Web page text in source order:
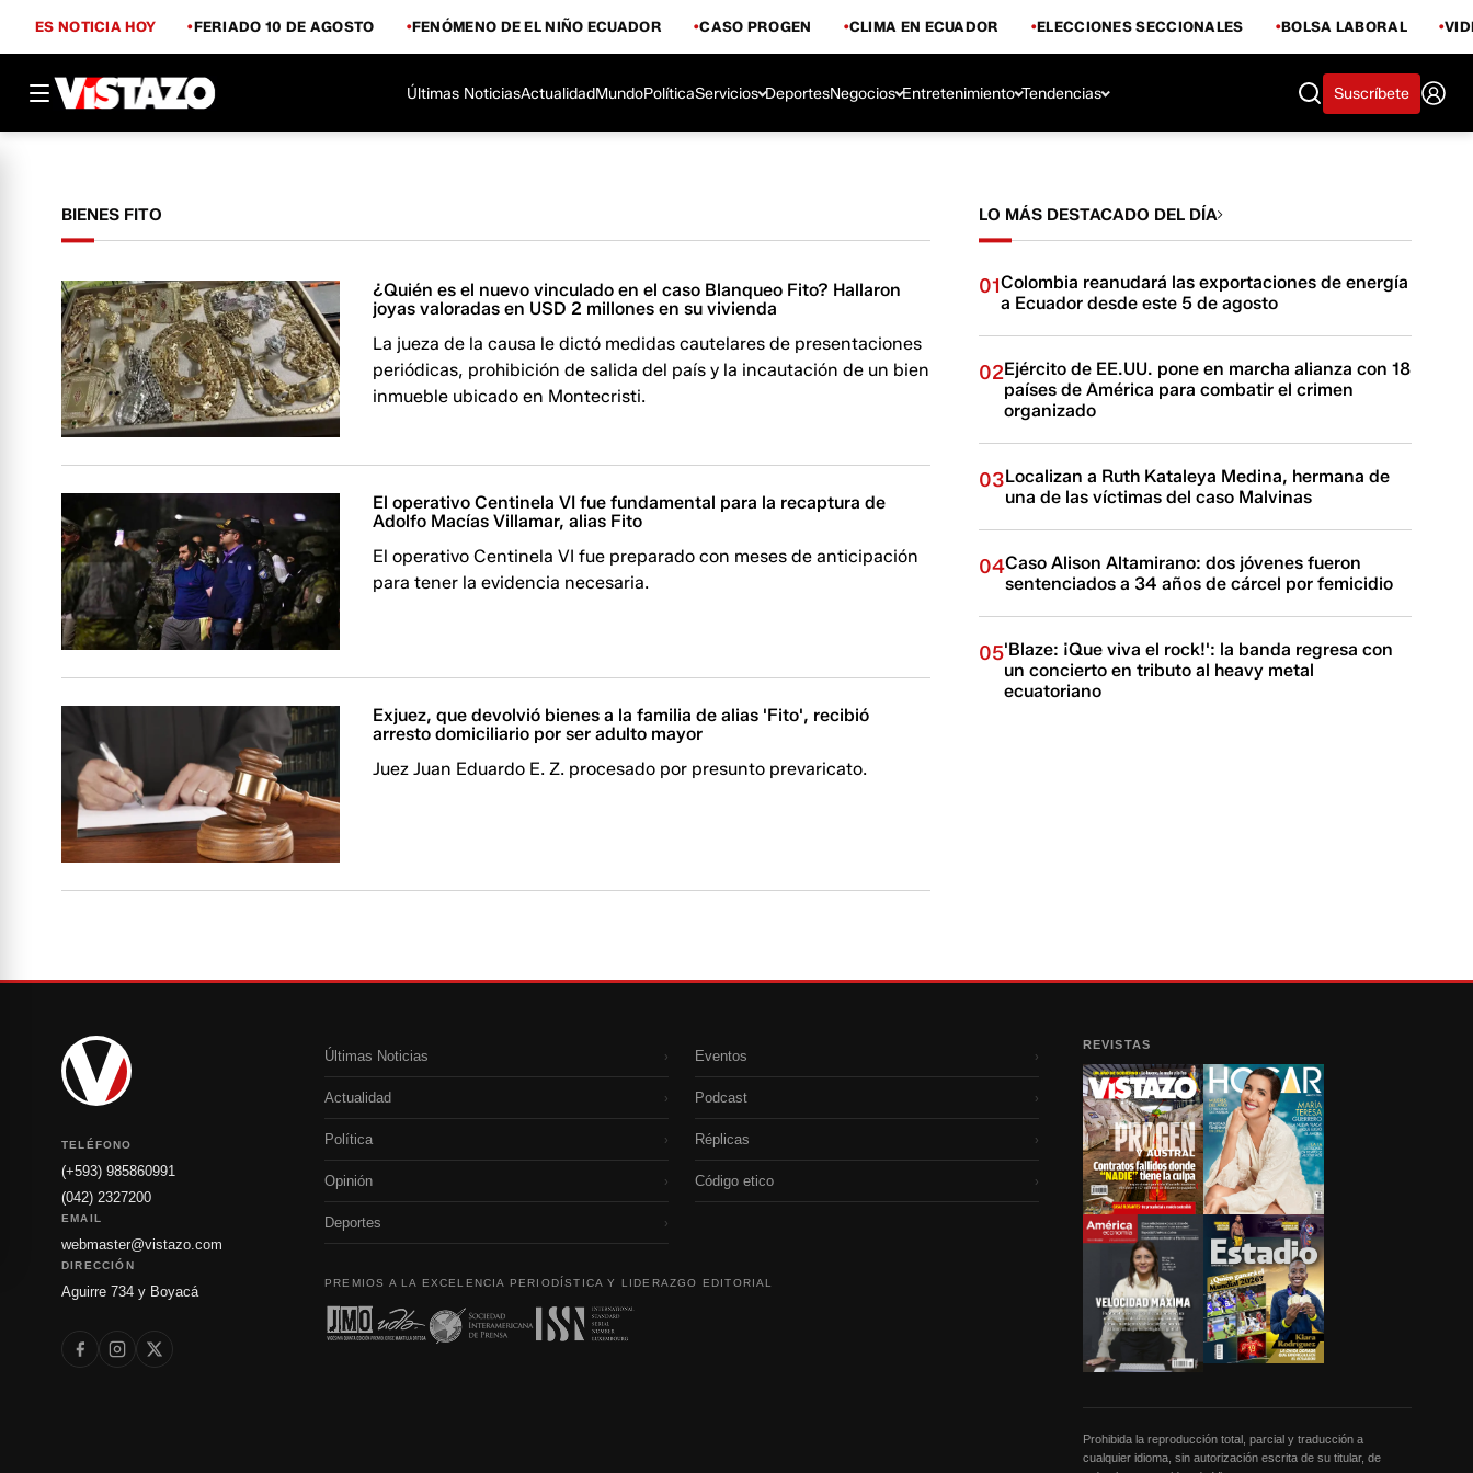
ES NOTICIA HOY FERIADO 10 DE AGOSTO FENÓMENO DE EL NIÑO ECUADOR CASO PROGEN CLIMA EN ECUADOR ELECCIONES SECCIONALES BOLSA LABORAL
Últimas NoticiasActualidadMundoPolíticaServicios DeportesNegocios Entretenimiento Tendencias Suscríbete
BIENES FITO
¿Quién es el nuevo vinculado en el caso Blanqueo Fito? Hallaron
joyas valoradas en USD 2 millones en su vivienda
La jueza de la causa le dictó medidas cautelares de presentaciones
periódicas, prohibición de salida del país y la incautación de un bien
inmueble ubicado en Montecristi.
El operativo Centinela VI fue fundamental para la recaptura de
Adolfo Macías Villamar, alias Fito
El operativo Centinela VI fue preparado con meses de anticipación
para tener la evidencia necesaria.
Exjuez, que devolvió bienes a la familia de alias 'Fito', recibió
arresto domiciliario por ser adulto mayor
Juez Juan Eduardo E. Z. procesado por presunto prevaricato.
LO MÁS DESTACADO DEL DÍA
01Colombia reanudará las exportaciones de energía
a Ecuador desde este 5 de agosto
02Ejército de EE.UU. pone en marcha alianza con 18
países de América para combatir el crimen
organizado
03Localizan a Ruth Kataleya Medina, hermana de
una de las víctimas del caso Malvinas
04Caso Alison Altamirano: dos jóvenes fueron
sentenciados a 34 años de cárcel por femicidio
05'Blaze: ¡Que viva el rock!': la banda regresa con
un concierto en tributo al heavy metal
ecuatoriano
TELÉFONO
(+593) 985860991
(042) 2327200
EMAIL
webmaster@vistazo.com
DIRECCIÓN
Aguirre 734 y Boyacá
Últimas Noticias ›
Actualidad ›
Política ›
Opinión ›
Deportes ›
Eventos ›
Podcast ›
Réplicas ›
Código etico ›
PREMIOS A LA EXCELENCIA PERIODÍSTICA Y LIDERAZGO EDITORIAL
REVISTAS
Prohibida la reproducción total, parcial y traducción a
cualquier idioma, sin autorización escrita de su titular, de